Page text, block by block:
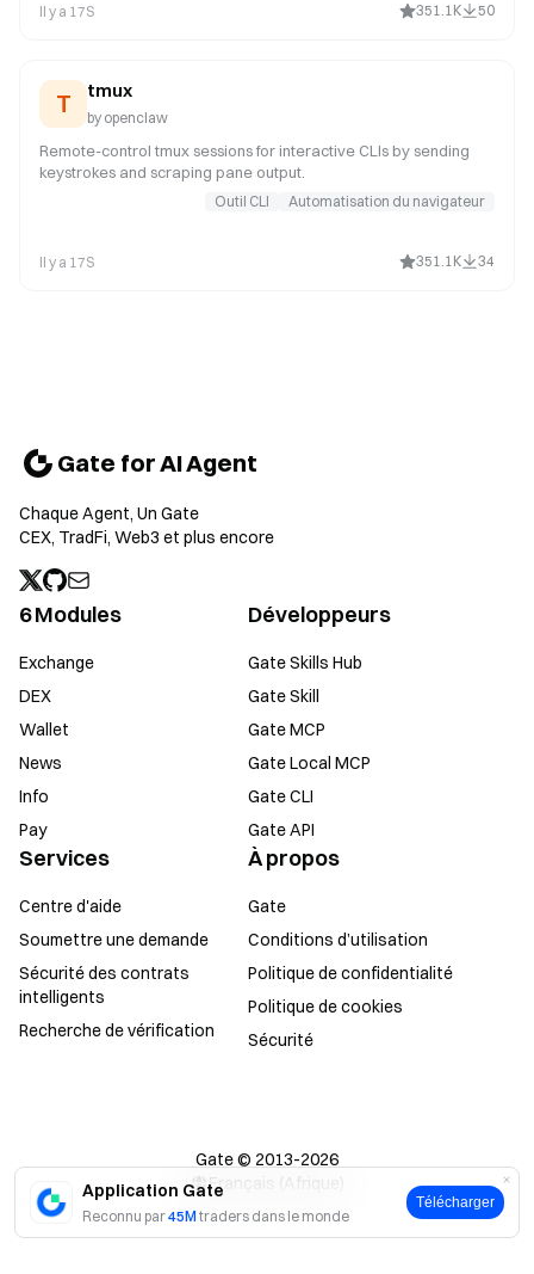
Application Gate
Reconnu par45M traders dans le monde
Télécharger
JSON.
Il y a 17S 351.1K 50
T tmux
by openclaw
Remote-control tmux sessions for interactive CLIs by sending
keystrokes and scraping pane output.
Outil CLI Automatisation du navigateur
Il y a 17S 351.1K 34
Gate for AI Agent
Chaque Agent, Un Gate
CEX, TradFi, Web3 et plus encore
6 Modules
Exchange
DEX
Wallet
News
Info
Pay
Développeurs
Gate Skills Hub
Gate Skill
Gate MCP
Gate Local MCP
Gate CLI
Gate API
Services
Centre d'aide
Soumettre une demande
Sécurité des contrats
intelligents
Recherche de vérification
À propos
Gate
Conditions d’utilisation
Politique de confidentialité
Politique de cookies
Sécurité
Gate © 2013-2026
Français (Afrique)